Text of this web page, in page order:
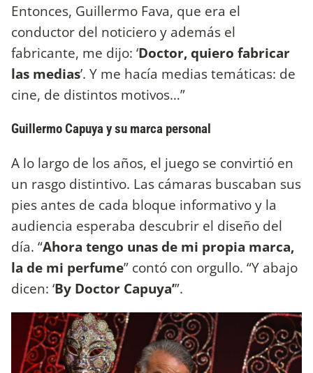
Entonces, Guillermo Fava, que era el
conductor del noticiero y además el
fabricante, me dijo: ‘Doctor, quiero fabricar
las medias’. Y me hacía medias temáticas: de
cine, de distintos motivos…”
Guillermo Capuya y su marca personal
A lo largo de los años, el juego se convirtió en
un rasgo distintivo. Las cámaras buscaban sus
pies antes de cada bloque informativo y la
audiencia esperaba descubrir el diseño del
día. “Ahora tengo unas de mi propia marca,
la de mi perfume” contó con orgullo. “Y abajo
dicen: ‘By Doctor Capuya’”.